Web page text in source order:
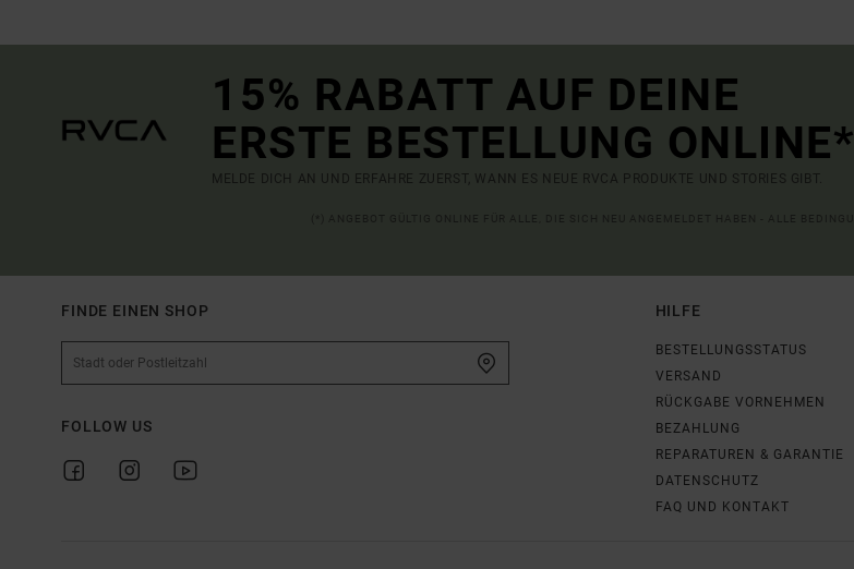
15% RABATT AUF DEINE
ERSTE BESTELLUNG ONLINE*
MELDE DICH AN UND ERFAHRE ZUERST, WANN ES NEUE RVCA PRODUKTE UND STORIES GIBT.
FINDE EINEN SHOP
FOLLOW US
HILFE
BESTELLUNGSSTATUS
VERSAND
RÜCKGABE VORNEHMEN
BEZAHLUNG
REPARATUREN & GARANTIE
DATENSCHUTZ
FAQ UND KONTAKT